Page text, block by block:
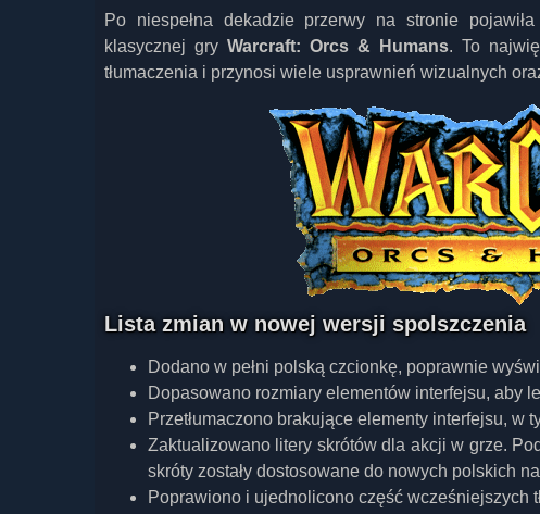
Po niespełna dekadzie przerwy na stronie
klasycznej gry Warcraft: Orcs & Humans. To
tłumaczenia i przynosi wiele usprawnień wizualnych
Lista zmian w nowej wersji spolszczenia
Dodano w pełni polską czcionkę, poprawnie
Dopasowano rozmiary elementów interfejsu, aby
Przetłumaczono brakujące elementy interfejsu, w
Zaktualizowano litery skrótów dla akcji w grze.
skróty zostały dostosowane do nowych polskich
Poprawiono i ujednolicono część wcześniejszych